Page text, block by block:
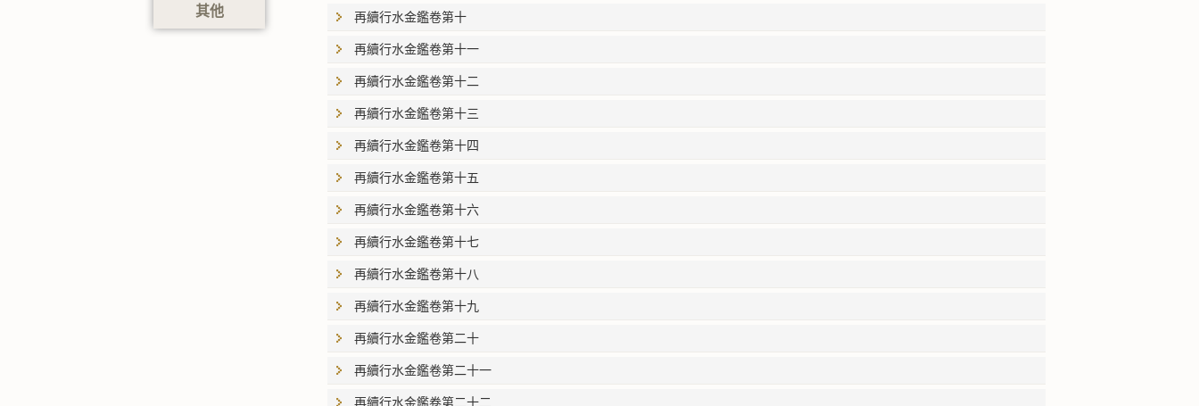
其他
再續行水金鑑卷第十
再續行水金鑑卷第十一
再續行水金鑑卷第十二
再續行水金鑑卷第十三
再續行水金鑑卷第十四
再續行水金鑑卷第十五
再續行水金鑑卷第十六
再續行水金鑑卷第十七
再續行水金鑑卷第十八
再續行水金鑑卷第十九
再續行水金鑑卷第二十
再續行水金鑑卷第二十一
再續行水金鑑卷第二十二